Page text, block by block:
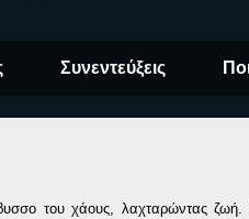
Συνεντεύξεις
του χάους, λαχταρώντας ζωή.